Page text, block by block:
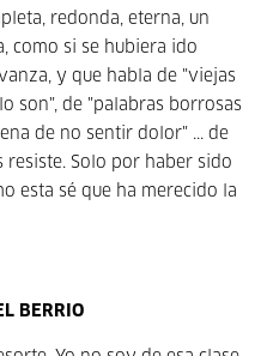
redonda, eterna, un
como si se hubiera ido
y que habla de "viejas
son", de "palabras borrosas
de no sentir dolor" ... de
resiste. Solo por haber sido
esta sé que ha merecido la
BERRIO